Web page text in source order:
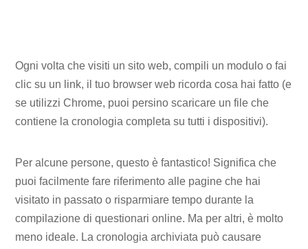
Ogni volta che visiti un sito web, compili un modulo o fai
clic su un link, il tuo browser web ricorda cosa hai fatto (e
se utilizzi Chrome, puoi persino scaricare un file che
contiene la cronologia completa su tutti i dispositivi).
Per alcune persone, questo è fantastico! Significa che
puoi facilmente fare riferimento alle pagine che hai
visitato in passato o risparmiare tempo durante la
compilazione di questionari online. Ma per altri, è molto
meno ideale. La cronologia archiviata può causare